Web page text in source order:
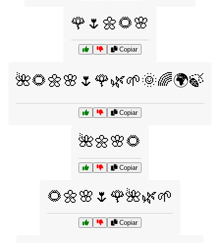
🌹🌷🌼🌻🌸
Copiar
🌺🌻🌼🌸🌷🌹🌿🌱🌞🌈🌍🍃
Copiar
🌺🌼🌸🌻
Copiar
🌻🌼🌸🌷🌹🌺🌿🌱
Copiar